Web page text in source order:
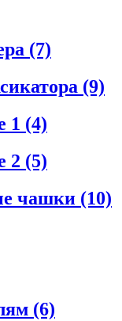
(7)
(9)
1 (4)
2 (5)
чашки (10)
(6)